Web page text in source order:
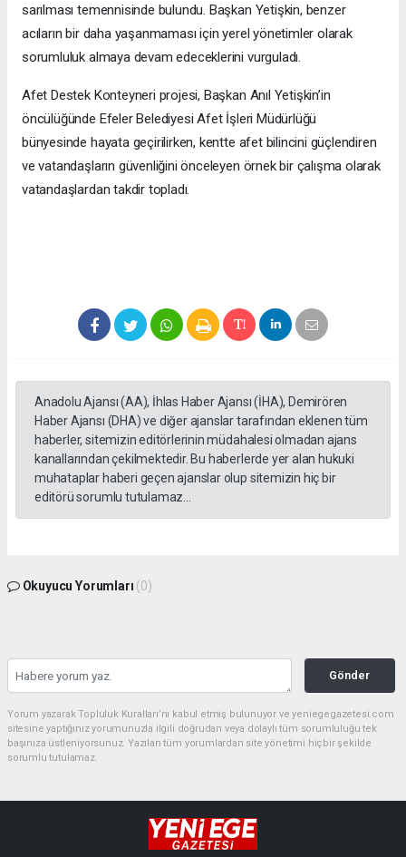
sarılması temennisinde bulundu. Başkan Yetişkin, benzer
acıların bir daha yaşanmaması için yerel yönetimler olarak
sorumluluk almaya devam edeceklerini vurguladı.
Afet Destek Konteyneri projesi, Başkan Anıl Yetişkin’in
öncülüğünde Efeler Belediyesi Afet İşleri Müdürlüğü
bünyesinde hayata geçirilirken, kentte afet bilincini güçlendiren
ve vatandaşların güvenliğini önceleyen örnek bir çalışma olarak
vatandaşlardan takdir topladı.
Anadolu Ajansı (AA), İhlas Haber Ajansı (İHA), Demirören
Haber Ajansı (DHA) ve diğer ajanslar tarafından eklenen tüm
haberler, sitemizin editörlerinin müdahalesi olmadan ajans
kanallarından çekilmektedir. Bu haberlerde yer alan hukuki
muhataplar haberi geçen ajanslar olup sitemizin hiç bir
editörü sorumlu tutulamaz...
Okuyucu Yorumları (0)
Gönder
Yorum yazarak Topluluk Kuralları’nı kabul etmiş bulunuyor ve yeniegegazetesi.com
sitesine yaptığınız yorumunuzla ilgili doğrudan veya dolaylı tüm sorumluluğu tek
başınıza üstleniyorsunuz. Yazılan tüm yorumlardan site yönetimi hiçbir şekilde
sorumlu tutulamaz.